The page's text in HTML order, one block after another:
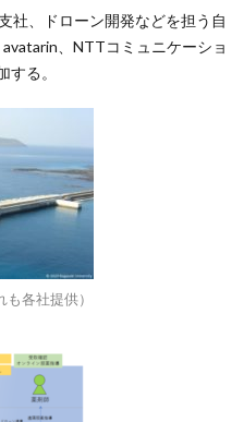
社、ドローン開発などを担う自
、NTTコミュニケーショ
る。
各社提供）